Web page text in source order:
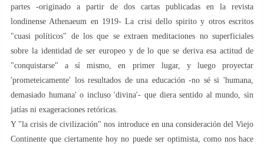
partes -originado a partir de dos cartas publicadas en la revista
londinense Athenaeum en 1919- La crisi dello spirito y otros escritos
"cuasi políticos" de los que se extraen meditaciones no superficiales
sobre la identidad de ser europeo y de lo que se deriva esa actitud de
"conquistarse" a sí mismo, en primer lugar, y luego proyectar
'prometeicamente' los resultados de una educación -no sé si 'humana,
demasiado humana' o incluso 'divina'- que diera sentido al mundo, sin
jatías ni exageraciones retóricas.
Y "la crisis de civilización" nos introduce en una consideración del Viejo
Continente que ciertamente hoy no puede ser optimista, como nos hace